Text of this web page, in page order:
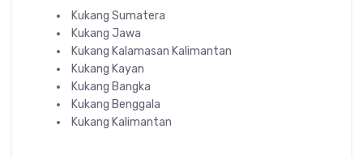
Kukang Sumatera
Kukang Jawa
Kukang Kalamasan Kalimantan
Kukang Kayan
Kukang Bangka
Kukang Benggala
Kukang Kalimantan